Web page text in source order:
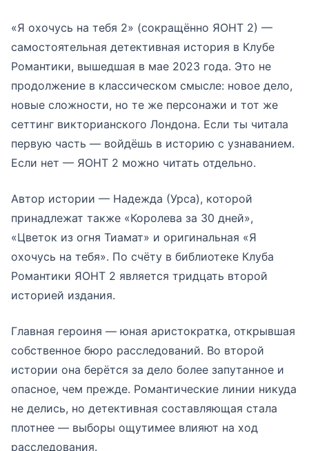
«Я охочусь на тебя 2» (сокращённо ЯОНТ 2) —
самостоятельная детективная история в Клубе
Романтики, вышедшая в мае 2023 года. Это не
продолжение в классическом смысле: новое дело,
новые сложности, но те же персонажи и тот же
сеттинг викторианского Лондона. Если ты читала
первую часть — войдёшь в историю с узнаванием.
Если нет — ЯОНТ 2 можно читать отдельно.
Автор истории — Надежда (Урса), которой
принадлежат также «Королева за 30 дней»,
«Цветок из огня Тиамат» и оригинальная «Я
охочусь на тебя». По счёту в библиотеке Клуба
Романтики ЯОНТ 2 является тридцать второй
историей издания.
Главная героиня — юная аристократка, открывшая
собственное бюро расследований. Во второй
истории она берётся за дело более запутанное и
опасное, чем прежде. Романтические линии никуда
не делись, но детективная составляющая стала
плотнее — выборы ощутимее влияют на ход
расследования.